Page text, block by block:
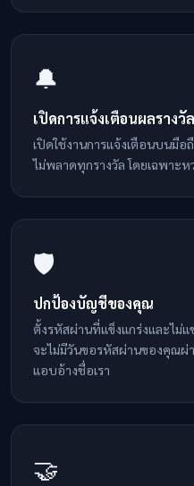
🔔
เปิดการแจ้งเตือนผลรางวัล
เปิดใช้งานการแจ้งเตือนบนมื
ไม่พลาดทุกรางวัล โดยเฉพาะ
🛡️
ปกป้องบัญชีของคุณ
ตั้งรหัสผ่านที่แข็งแกร่งและไม่
จะไม่มีวันขอรหัสผ่านของคุณผ่
แอบอ้างชื่อเรา
🤝